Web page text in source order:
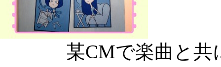
某CMで楽曲と共